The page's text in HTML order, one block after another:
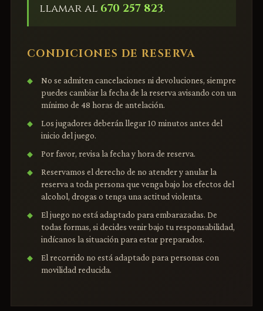
llamar al 670 257 823.
CONDICIONES DE RESERVA
No se admiten cancelaciones ni devoluciones, siempre
puedes cambiar la fecha de la reserva avisando con un
mínimo de 48 horas de antelación.
Los jugadores deberán llegar 10 minutos antes del
inicio del juego.
Por favor, revisa la fecha y hora de reserva.
Reservamos el derecho de no atender y anular la
reserva a toda persona que venga bajo los efectos del
alcohol, drogas o tenga una actitud violenta.
El juego no está adaptado para embarazadas. De
todas formas, si decides venir bajo tu responsabilidad,
indícanos la situación para estar preparados.
El recorrido no está adaptado para personas con
movilidad reducida.